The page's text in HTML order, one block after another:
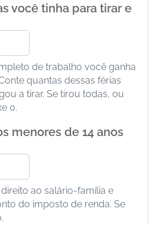
você tinha para tirar e
de trabalho você ganha
quantas dessas férias
a tirar. Se tirou todas, ou
0.
menores de 14 anos
ao salário-família e
do imposto de renda. Se